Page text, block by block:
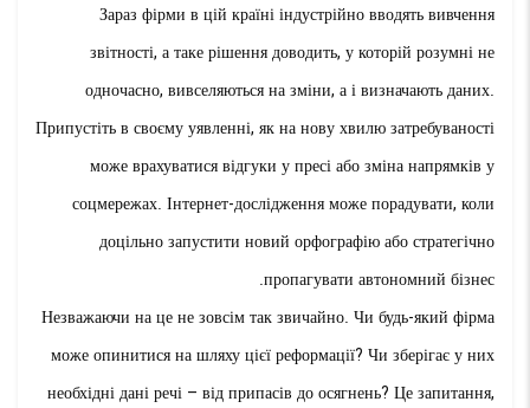
Зараз фірми в цій країні індустрійно вводять вивчення
звітності, а таке рішення доводить, у которій розумні не
одночасно, вивселяються на зміни, а і визначають даних.
Припустіть в своєму уявленні, як на нову хвилю затребуваності
може врахуватися відгуки у пресі або зміна напрямків у
соцмережах. Інтернет-дослідження може порадувати, коли
доцільно запустити новий орфографію або стратегічно
пропагувати автономний бізнес.
Незважаючи на це не зовсім так звичайно. Чи будь-який фірма
може опинитися на шляху цієї реформації? Чи зберігає у них
необхідні дані речі – від припасів до осягнень? Це запитання,